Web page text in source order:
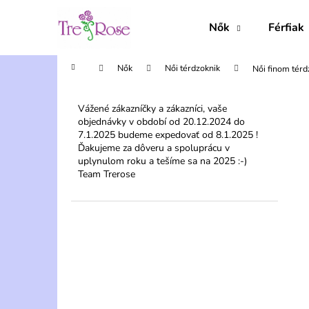
Nők Férfiak
KezdőlapNők Női térdzoknik Női finom
Vážené zákazníčky a zákazníci, vaše
objednávky v období od 20.12.2024 do
7.1.2025 budeme expedovať od 8.1.2025 !
Ďakujeme za dôveru a spoluprácu v
uplynulom roku a tešíme sa na 2025 :-)
Team Trerose
Vissza
a boltba
Vissza
a boltba